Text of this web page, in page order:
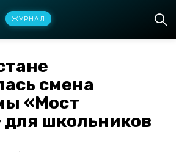
ЖУРНАЛ
смена
«Мост
школьников